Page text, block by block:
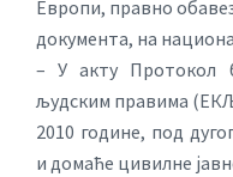
Европи, правно
документа, на
– У акту Протокол
људским правима
2010 године, под
и домаће цивилне